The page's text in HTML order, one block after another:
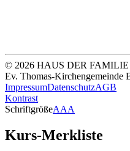
© 2026 HAUS DER FAMILIE
Ev. Thomas-Kirchengemeinde
ImpressumDatenschutzAGB
Kontrast
SchriftgrößeAAA
Kurs-Merkliste